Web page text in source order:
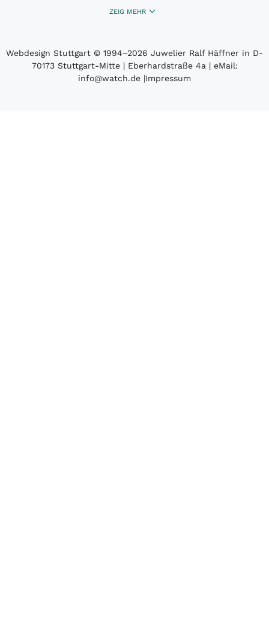
ZEIG MEHR
Webdesign Stuttgart © 1994­–2026 Juwelier Ralf Häffner in D-
70173 Stuttgart-Mitte | Eberhardstraße 4a | eMail:
info@watch.de |Impressum